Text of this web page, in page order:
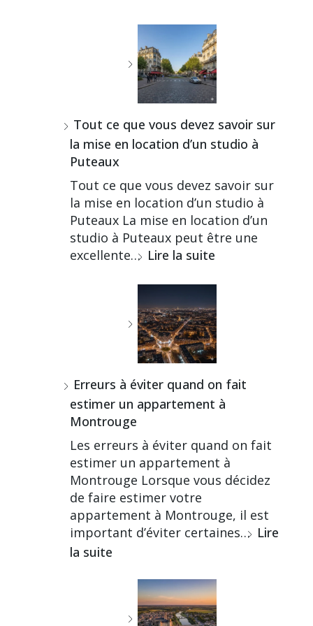
Tout ce que vous devez savoir sur
la mise en location d’un studio à
Puteaux
Tout ce que vous devez savoir sur
la mise en location d’un studio à
Puteaux La mise en location d’un
studio à Puteaux peut être une
excellente… Lire la suite
Erreurs à éviter quand on fait
estimer un appartement à
Montrouge
Les erreurs à éviter quand on fait
estimer un appartement à
Montrouge Lorsque vous décidez
de faire estimer votre
appartement à Montrouge, il est
important d’éviter certaines… Lire
la suite